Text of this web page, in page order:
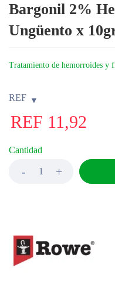
Bargonil 2%
Ungüento x
Tratamiento de hemorroides y
REF
REF 11,92
Cantidad